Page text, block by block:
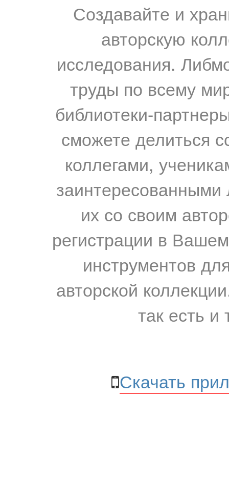
Создавайте и
авторскую
исследования.
труды по всему
библиотеки-
сможете делиться
коллегами,
их со своим
регистрации в
инструментов
авторской
так есть и
Скачать